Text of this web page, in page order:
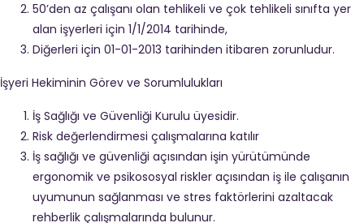
50’den az çalışanı olan tehlikeli ve çok tehlikeli sınıfta yer
alan işyerleri için 1/1/2014 tarihinde,
Diğerleri için 01-01-2013 tarihinden itibaren zorunludur.
İşyeri Hekiminin Görev ve Sorumlulukları
İş Sağlığı ve Güvenliği Kurulu üyesidir.
Risk değerlendirmesi çalışmalarına katılır
İş sağlığı ve güvenliği açısından işin yürütümünde
ergonomik ve psikososyal riskler açısından iş ile çalışanın
uyumunun sağlanması ve stres faktörlerini azaltacak
rehberlik çalışmalarında bulunur.